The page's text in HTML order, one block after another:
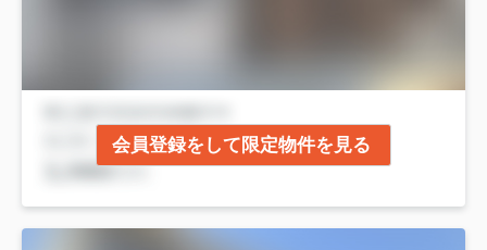
会員登録をして限定物件を見る